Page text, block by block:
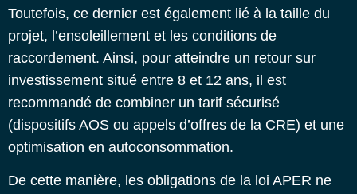
Toutefois, ce dernier est également lié à la taille du
projet, l’ensoleillement et les conditions de
raccordement. Ainsi, pour atteindre un retour sur
investissement situé entre 8 et 12 ans, il est
recommandé de combiner un tarif sécurisé
(dispositifs AOS ou appels d’offres de la CRE) et une
optimisation en autoconsommation.
De cette manière, les obligations de la loi APER ne